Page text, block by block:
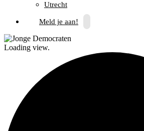
Utrecht
Meld je aan!
Loading view.